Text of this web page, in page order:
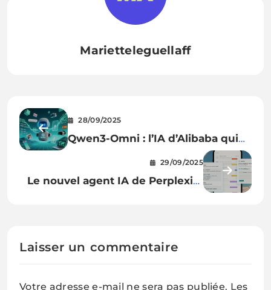
Marietteleguellaff
28/09/2025
Qwen3-Omni : l’IA d’Alibaba qui
voit, entend, lit et parle (et en
29/09/2025
Le nouvel agent IA de Perplexity
Laisser un commentaire
Votre adresse e-mail ne sera pas publiée. Les